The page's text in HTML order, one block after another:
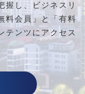
握し、ビジネスリ
料会員」と「有料
テンツにアクセス